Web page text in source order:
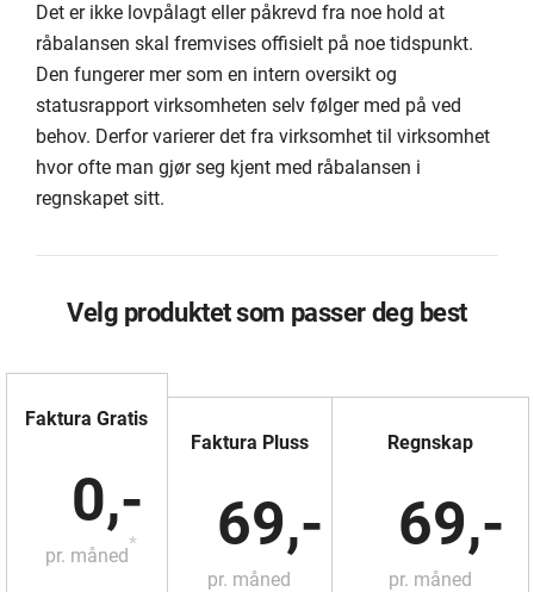
Det er ikke lovpålagt eller påkrevd fra noe hold at
råbalansen skal fremvises offisielt på noe tidspunkt.
Den fungerer mer som en intern oversikt og
statusrapport virksomheten selv følger med på ved
behov. Derfor varierer det fra virksomhet til virksomhet
hvor ofte man gjør seg kjent med råbalansen i
regnskapet sitt.
Velg produktet som passer deg best
Faktura Gratis
0,-
pr. måned
*
Faktura Pluss
69,-
pr. måned
Regnskap
69,-
pr. måned